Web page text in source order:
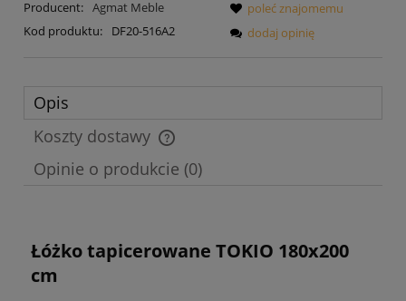
Producent: Agmat Meble
Kod produktu:
DF20-516A2
poleć znajomemu
dodaj opinię
Opis
Koszty dostawy
Cena nie zawiera ewentualnych kosztów płatności
Opinie o produkcie (0)
Łóżko tapicerowane TOKIO 180x200
cm